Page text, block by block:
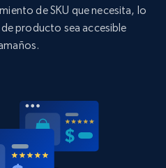
Description, Initial
Reviews count, and
dataset - Collects
category URL
de SKU que necesita, lo
producto sea accesible